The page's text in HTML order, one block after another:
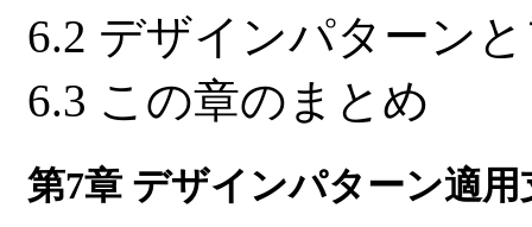
6.2 デザインパターン
6.3 この章のまとめ
第7章 デザインパターン適